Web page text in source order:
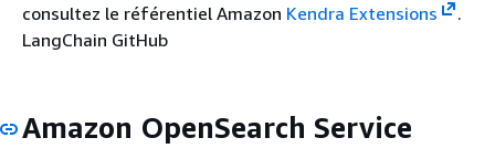
consultez le référentiel Amazon Kendra Extensions
.
LangChain GitHub
Amazon OpenSearch Service